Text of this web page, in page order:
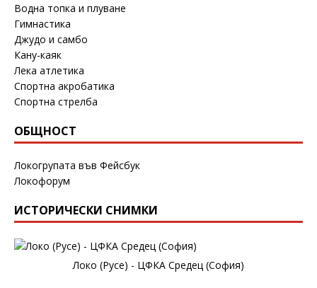
Водна топка и плуване
Гимнастика
Джудо и самбо
Кану-каяк
Лека атлетика
Спортна акробатика
Спортна стрелба
ОБЩНОСТ
Локогрупата във Фейсбук
Локофорум
ИСТОРИЧЕСКИ СНИМКИ
Локо (Русе) - ЦФКА Средец (София)